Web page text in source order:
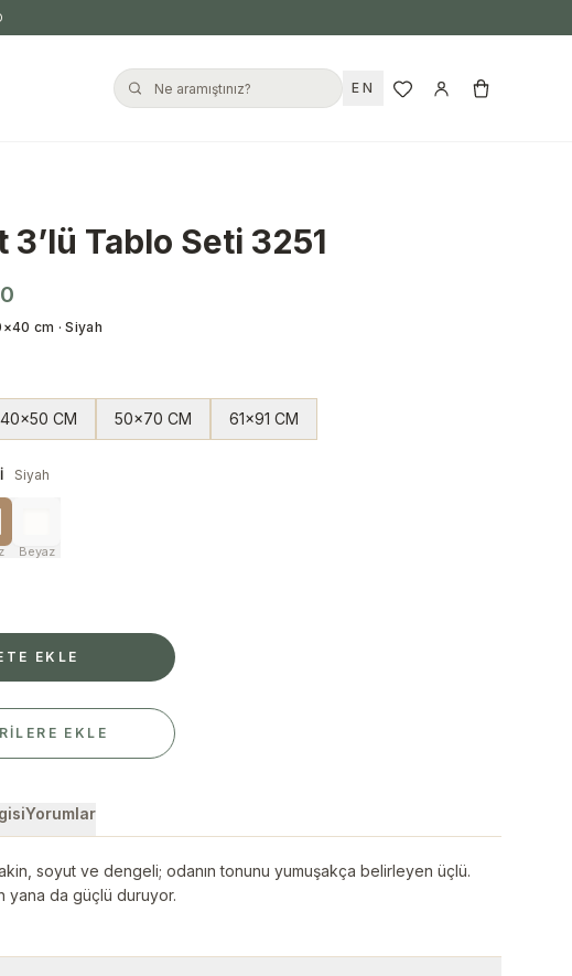
EN
3’lü Tablo Seti 3251
cm · Siyah
40x50 CM 50x70 CM 61x91 CM
Siyah
Beyaz
EKLE
EKLE
Yorumlar
soyut ve dengeli; odanın tonunu yumuşakça belirleyen üçlü.
yana da güçlü duruyor.